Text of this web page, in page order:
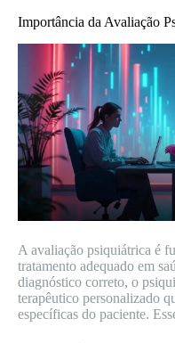
Importância da Avaliação
A avaliação psiquiátrica é
tratamento adequado em
diagnóstico correto, o
terapêutico personalizado
específicas do paciente.